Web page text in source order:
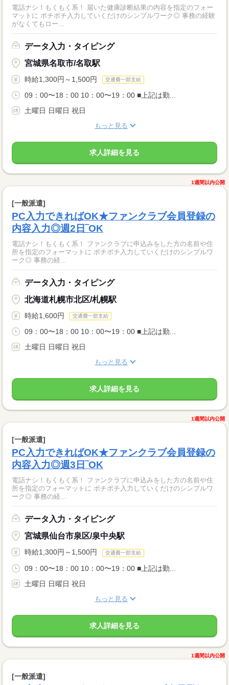
電話ナシ！もくもく系！ 届いた健康診断結果の内容を指定のフォー
マットに ポチポチ入力していくだけのシンプルワーク◎ 事務の経験
がなくてもロー...
データ入力・タイピング
宮城県名取市/名取駅
時給1,300円～1,500円 交通費一部支給
09：00〜18：00 10：00〜19：00 ■上記は勤...
土曜日 日曜日 祝日
もっと見る
求人詳細を見る
1週間以内公開
[一般派遣]
PC入力できればOK★ファンクラブ会員登録の
内容入力◎週2日‾OK
電話ナシ！もくもく系！ ファンクラブに申込みをした方の名前や住
所を指定のフォーマットに ポチポチ入力していくだけのシンプルワ
ーク◎ 事務の経...
データ入力・タイピング
北海道札幌市北区/札幌駅
時給1,600円 交通費一部支給
09：00〜18：00 10：00〜19：00 ■上記は勤...
土曜日 日曜日 祝日
もっと見る
求人詳細を見る
1週間以内公開
[一般派遣]
PC入力できればOK★ファンクラブ会員登録の
内容入力◎週3日‾OK
電話ナシ！もくもく系！ ファンクラブに申込みをした方の名前や住
所を指定のフォーマットに ポチポチ入力していくだけのシンプルワ
ーク◎ 事務の経...
データ入力・タイピング
宮城県仙台市泉区/泉中央駅
時給1,300円～1,500円 交通費一部支給
09：00〜18：00 10：00〜19：00 ■上記は勤...
土曜日 日曜日 祝日
もっと見る
求人詳細を見る
1週間以内公開
[一般派遣]